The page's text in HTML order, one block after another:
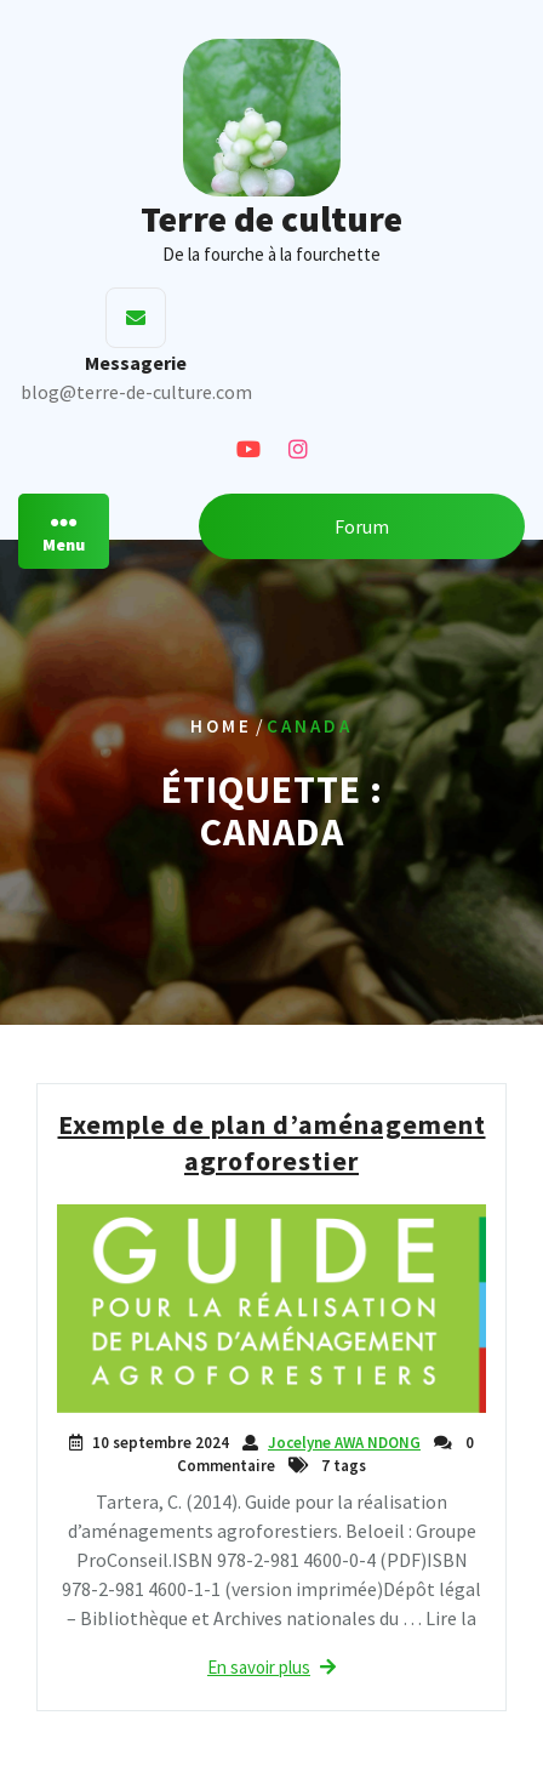
Terre de culture
De la fourche à la fourchette
Messagerie
blog@terre-de-culture.com
Menu
Forum
HOME /CANADA
ÉTIQUETTE :
CANADA
Exemple de plan d’aménagement
agroforestier
10 septembre 2024 Jocelyne AWA NDONG
0
Commentaire
7 tags
Tartera, C. (2014). Guide pour la réalisation
d’aménagements agroforestiers. Beloeil : Groupe
ProConseil.ISBN 978-2-981 4600-0-4 (PDF)ISBN
978-2-981 4600-1-1 (version imprimée)Dépôt légal
– Bibliothèque et Archives nationales du … Lire la
En savoir plus